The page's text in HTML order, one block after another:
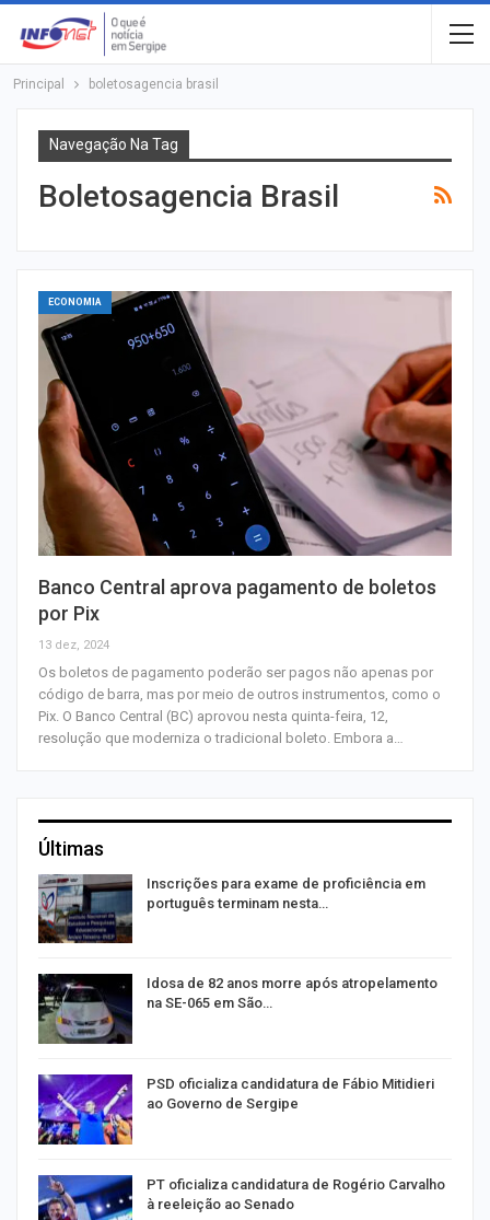
Principal boletosagencia brasil
Navegação Na Tag
Boletosagencia Brasil
ECONOMIA
Banco Central aprova pagamento de boletos
por Pix
13 dez, 2024
Os boletos de pagamento poderão ser pagos não apenas por
código de barra, mas por meio de outros instrumentos, como o
Pix. O Banco Central (BC) aprovou nesta quinta-feira, 12,
resolução que moderniza o tradicional boleto. Embora a…
Últimas
Inscrições para exame de proficiência em
português terminam nesta…
Idosa de 82 anos morre após atropelamento
na SE-065 em São…
PSD oficializa candidatura de Fábio Mitidieri
ao Governo de Sergipe
PT oficializa candidatura de Rogério Carvalho
à reeleição ao Senado